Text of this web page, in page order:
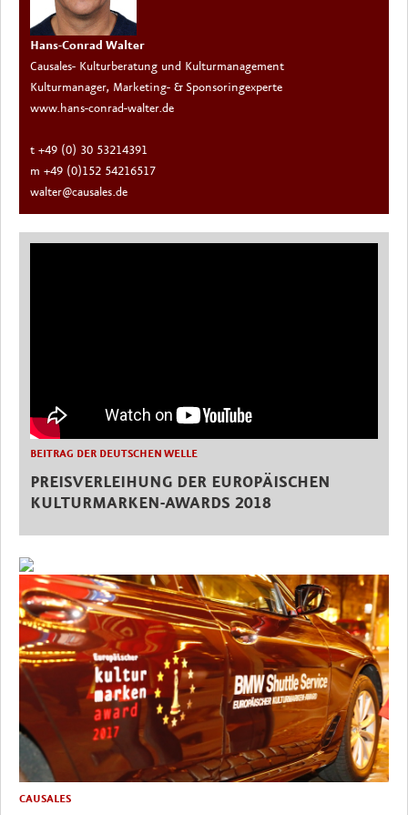
Hans-Conrad Walter
Causales- Kulturberatung und Kulturmanagement
Kulturmanager, Marketing- & Sponsoringexperte
www.hans-conrad-walter.de
t +49 (0) 30 53214391
m +49 (0)152 54216517
walter@causales.de
BEITRAG DER DEUTSCHEN WELLE
PREISVERLEIHUNG DER EUROPÄISCHEN
KULTURMARKEN-AWARDS 2018
CAUSALES